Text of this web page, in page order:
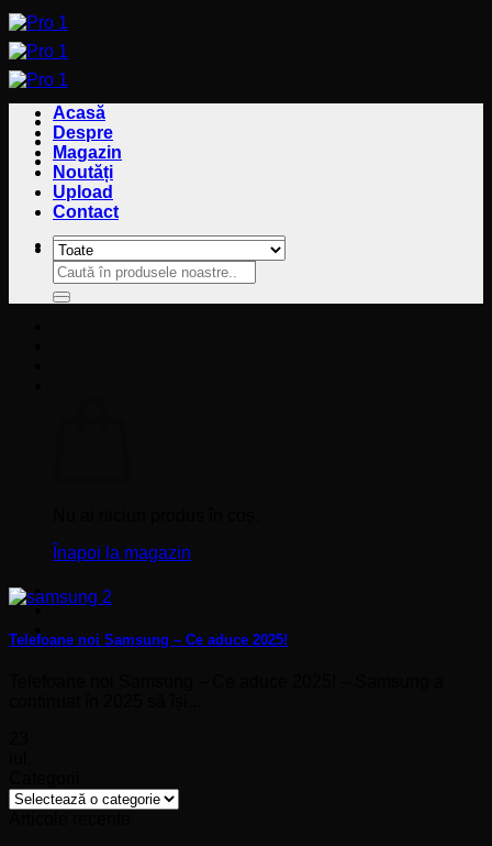
Sari
la
conținut
Caută
după:
Înapoi la magazin
Acasă
Despre
Magazin
Noutăți
Upload
Contact
Caută
după:
Telefoane noi Samsung – Ce aduce 2025!
Categorii